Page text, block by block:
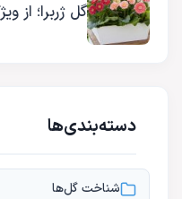
گل ژربرا؛ از
دسته‌بندی‌ها
شناخت گل‌ها